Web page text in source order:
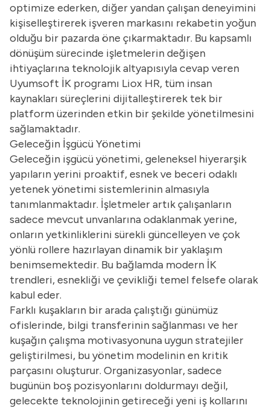
optimize ederken, diğer yandan çalışan deneyimini
kişiselleştirerek işveren markasını rekabetin yoğun
olduğu bir pazarda öne çıkarmaktadır. Bu kapsamlı
dönüşüm sürecinde işletmelerin değişen
ihtiyaçlarına teknolojik altyapısıyla cevap veren
Uyumsoft İK programı Liox HR, tüm insan
kaynakları süreçlerini dijitalleştirerek tek bir
platform üzerinden etkin bir şekilde yönetilmesini
sağlamaktadır.
Geleceğin İşgücü Yönetimi
Geleceğin işgücü yönetimi, geleneksel hiyerarşik
yapıların yerini proaktif, esnek ve beceri odaklı
yetenek yönetimi sistemlerinin almasıyla
tanımlanmaktadır. İşletmeler artık çalışanların
sadece mevcut unvanlarına odaklanmak yerine,
onların yetkinliklerini sürekli güncelleyen ve çok
yönlü rollere hazırlayan dinamik bir yaklaşım
benimsemektedir. Bu bağlamda modern İK
trendleri, esnekliği ve çevikliği temel felsefe olarak
kabul eder.
Farklı kuşakların bir arada çalıştığı günümüz
ofislerinde, bilgi transferinin sağlanması ve her
kuşağın çalışma motivasyonuna uygun stratejiler
geliştirilmesi, bu yönetim modelinin en kritik
parçasını oluşturur. Organizasyonlar, sadece
bugünün boş pozisyonlarını doldurmayı değil,
gelecekte teknolojinin getireceği yeni iş kollarını